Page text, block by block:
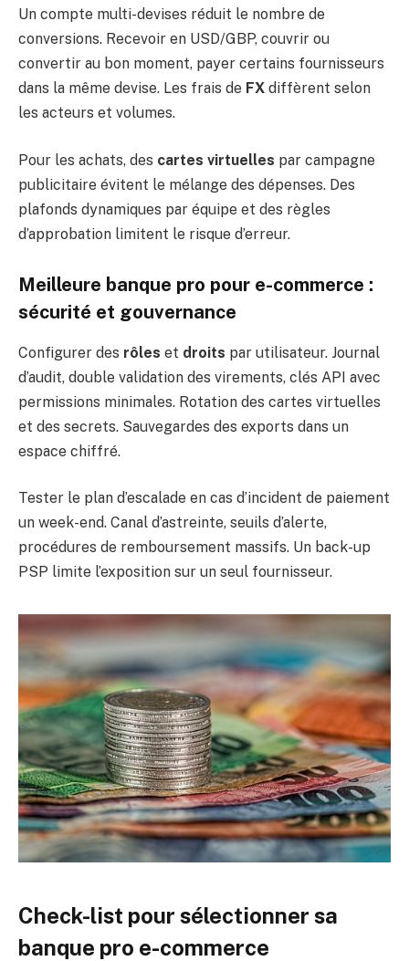
Un compte multi-devises réduit le nombre de
conversions. Recevoir en USD/GBP, couvrir ou
convertir au bon moment, payer certains fournisseurs
dans la même devise. Les frais de FX diffèrent selon
les acteurs et volumes.
Pour les achats, des cartes virtuelles par campagne
publicitaire évitent le mélange des dépenses. Des
plafonds dynamiques par équipe et des règles
d’approbation limitent le risque d’erreur.
Meilleure banque pro pour e-commerce :
sécurité et gouvernance
Configurer des rôles et droits par utilisateur. Journal
d’audit, double validation des virements, clés API avec
permissions minimales. Rotation des cartes virtuelles
et des secrets. Sauvegardes des exports dans un
espace chiffré.
Tester le plan d’escalade en cas d’incident de paiement
un week-end. Canal d’astreinte, seuils d’alerte,
procédures de remboursement massifs. Un back-up
PSP limite l’exposition sur un seul fournisseur.
Check-list pour sélectionner sa
banque pro e-commerce